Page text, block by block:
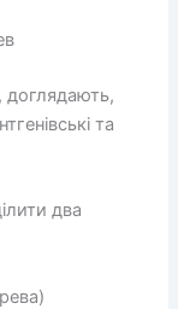
доглядають,
та
два